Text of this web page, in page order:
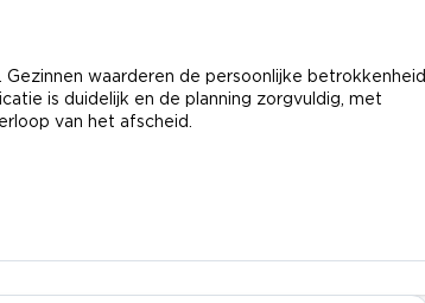
waarderen de persoonlijke betrokkenheid
is duidelijk en de planning zorgvuldig, met
van het afscheid.